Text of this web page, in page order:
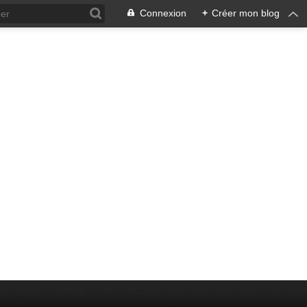
Connexion + Créer mon blog